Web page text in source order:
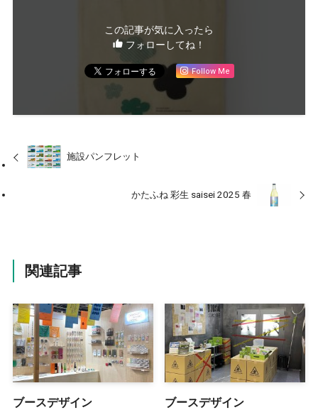
この記事が気に入ったら
フォローしてね！
Follow Me
施設パンフレット
かたふね 彩生 saisei 2025 春
関連記事
ブースデザイン ブースデザイン